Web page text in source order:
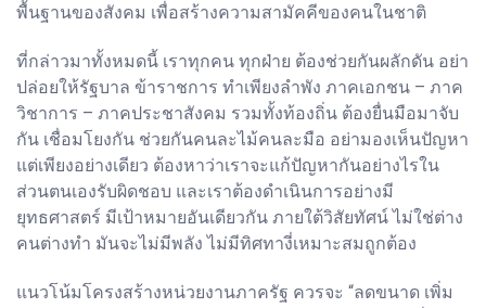
พื้นฐานของสังคม เพื่อสร้างความสามัคคีของคนในชาติ
ที่กล่าวมาทั้งหมดนี้ เราทุกคน ทุกฝ่าย ต้องช่วยกันผลักดัน อย่า
ปล่อยให้รัฐบาล ข้าราชการ ทำเพียงลำพัง ภาคเอกชน – ภาค
วิชาการ – ภาคประชาสังคม รวมทั้งท้องถิ่น ต้องยื่นมือมาจับ
กัน เชื่อมโยงกัน ช่วยกันคนละไม้คนละมือ อย่ามองเห็นปัญหา
แต่เพียงอย่างเดียว ต้องหาว่าเราจะแก้ปัญหากันอย่างไรใน
ส่วนตนเองรับผิดชอบ และเราต้องดำเนินการอย่างมี
ยุทธศาสตร์ มีเป้าหมายอันเดียวกัน ภายใต้วิสัยทัศน์ ไม่ใช่ต่าง
คนต่างทำ มันจะไม่มีพลัง ไม่มีทิศทางี่เหมาะสมถูกต้อง
แนวโน้มโครงสร้างหน่วยงานภาครัฐ ควรจะ “ลดขนาด เพิ่ม